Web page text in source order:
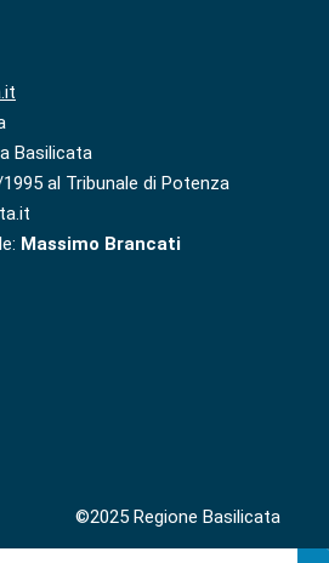
Basilicata
al Tribunale di Potenza
Massimo Brancati
©2025 Regione Basilicata